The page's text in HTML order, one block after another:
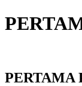
PERTAMA